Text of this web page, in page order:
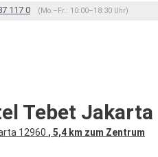
117 0 (Mo.–Fr.: 10:00–18:30 Uhr)
Tebet Jakarta
12960 , 5,4 km zum Zentrum